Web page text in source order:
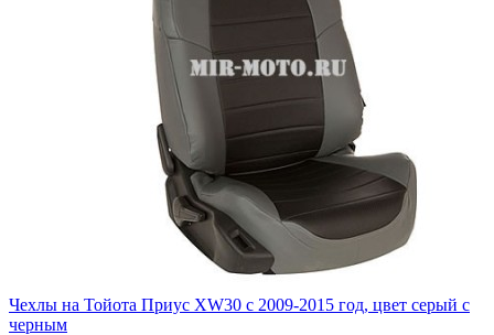
Чехлы на Тойота Приус XW30 с 2009-2015 год, цвет серый с
черным